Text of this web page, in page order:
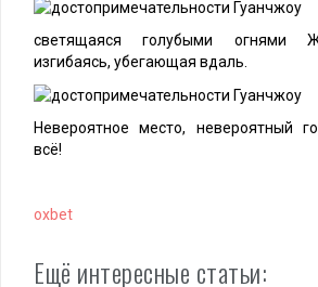
светящаяся голубыми огнями
изгибаясь, убегающая вдаль.
Невероятное место, невероятный
всё!
oxbet
Ещё интересные статьи: